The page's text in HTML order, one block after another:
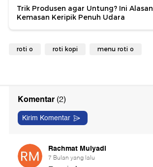
Trik Produsen agar Untung? Ini Alasan
Kemasan Keripik Penuh Udara
roti o roti kopi menu roti o